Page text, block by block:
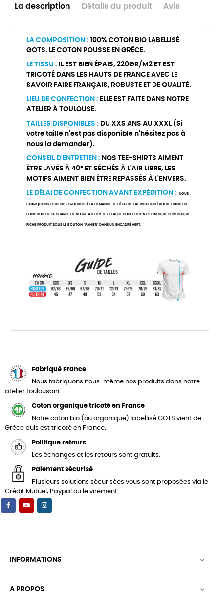
La description Détails du produit Avis
LA COMPOSITION : 100% COTON BIO LABELLISÉ
GOTS. LE COTON POUSSE EN GRÊCE.
LE TISSU : IL EST BIEN ÉPAIS, 220GR/M2 ET EST
TRICOTÉ DANS LES HAUTS DE FRANCE AVEC LE
SAVOIR FAIRE FRANÇAIS, ROBUSTE ET DE QUALITÉ.
LIEU DE CONFECTION : ELLE EST FAITE DANS NOTRE
ATELIER À TOULOUSE.
TAILLES DISPONIBLES : DU XXS ANS AU XXXL (Si
votre taille n'est pas disponible n'hésitez pas à
nous la demander).
CONSEIL D'ENTRETIEN : NOS TEE-SHIRTS AIMENT
ÊTRE LAVÉS À 40° ET SÉCHÉS À L'AIR LIBRE, LES
MOTIFS AIMENT BIEN ÊTRE REPASSÉS À L'ENVERS.
LE DÉLAI DE CONFECTION AVANT EXPÉDITION : NOUS
FABRIQUONS TOUS NOS PRODUITS À LA DEMANDE, LE DÉLAI DE FABRICATION ÉVOLUE DONC EN
FONCTION DE LA CHARGE DE NOTRE ATELIER. LE DÉLAI DE CONFECTION EST INDIQUÉ SUR CHAQUE
FICHE PRODUIT SOUS LE BOUTON "PANIER" DANS UN ENCADRÉ VERT.
Fabriqué France
Nous fabriquons nous-même nos produits dans notre
atelier toulousain.
Coton organique tricoté en France
Notre coton bio (ou organique) labellisé GOTS vient de
Grèce puis est tricoté en France.
Politique retours
Les échanges et les retours sont gratuits.
Paiement sécurisé
Plusieurs solutions sécurisées vous sont proposées via le
Crédit Mutuel, Paypal ou le virement.
INFORMATIONS 
A PROPOS 